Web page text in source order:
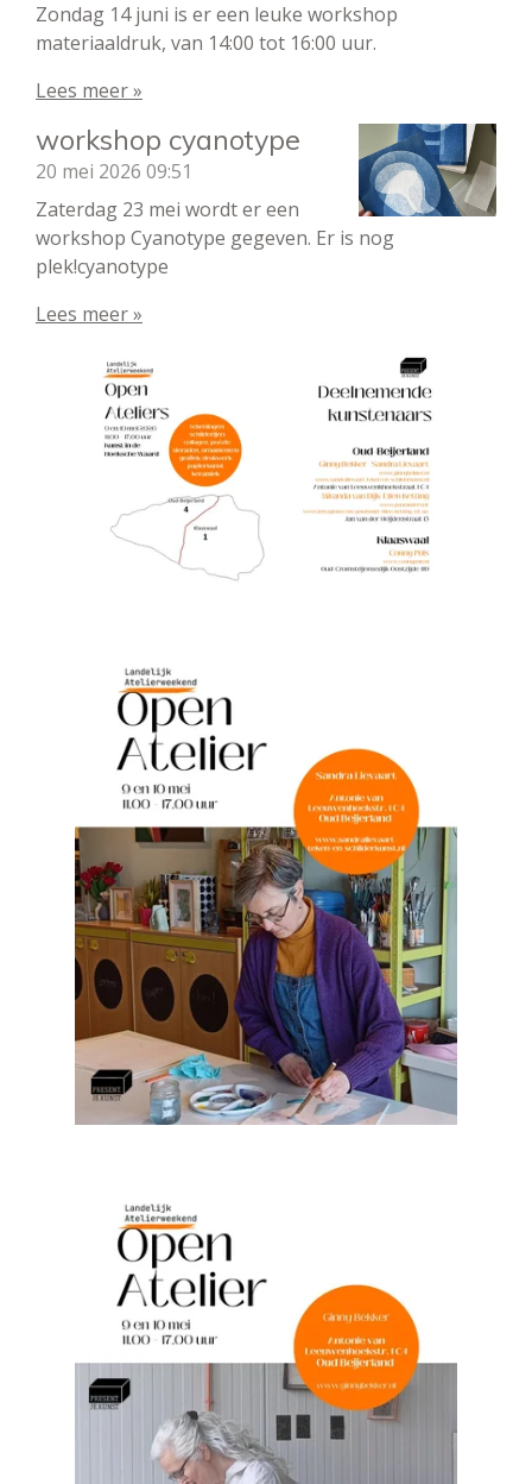
Zondag 14 juni is er een leuke workshop
materiaaldruk, van 14:00 tot 16:00 uur.
Lees meer »
workshop cyanotype
20 mei 2026 09:51
Zaterdag 23 mei wordt er een
workshop Cyanotype gegeven. Er is nog
plek!cyanotype
Lees meer »